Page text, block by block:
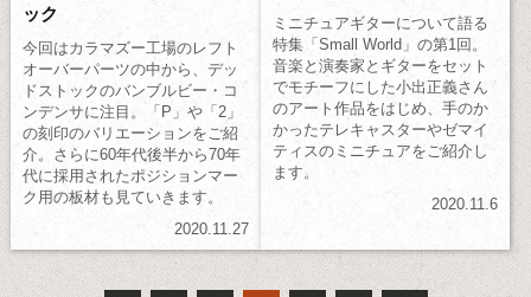
ック
今回はカラマズー工場のレフト
オーバーパーツの中から、デッ
ドストックのバンブルビー・コ
ンデンサに注目。「P」や「2」
の刻印のバリエーションをご紹
介。さらに60年代後半から70年
代に採用されたポジションマー
ク用の板材も見ていきます。
2020.11.27
ミニチュアギターについて語る
特集「Small World」の第1回。
音楽と演奏家とギターをセット
でモチーフにした小出正義さん
のアート作品をはじめ、手のか
かったテレキャスターやゼマイ
ティスのミニチュアをご紹介し
ます。
2020.11.6